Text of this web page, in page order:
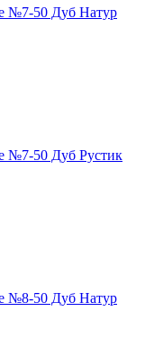
№7-50 Дуб Натур
№7-50 Дуб Рустик
№8-50 Дуб Натур